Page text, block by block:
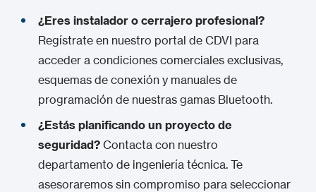
¿Eres instalador o cerrajero profesional?
Regístrate en nuestro portal de CDVI para
acceder a condiciones comerciales exclusivas,
esquemas de conexión y manuales de
programación de nuestras gamas Bluetooth.
¿Estás planificando un proyecto de
seguridad? Contacta con nuestro
departamento de ingeniería técnica. Te
asesoraremos sin compromiso para seleccionar